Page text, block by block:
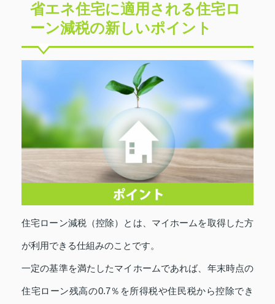
省エネ住宅に適用される住宅ロ
ーン減税の新しいポイント
住宅ローン減税（控除）とは、マイホームを取得した方
が利用できる仕組みのことです。
一定の基準を満たしたマイホームであれば、年末時点の
住宅ローン残高の0.7％を所得税や住民税から控除でき